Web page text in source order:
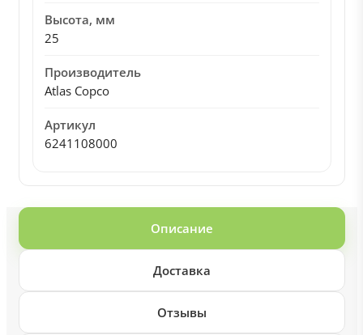
Высота, мм
25
Производитель
Atlas Copco
Артикул
6241108000
Описание
Доставка
Отзывы